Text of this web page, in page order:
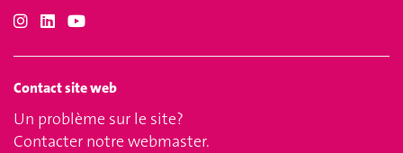
Contact site web
Un problème sur le site?
Contacter notre webmaster.